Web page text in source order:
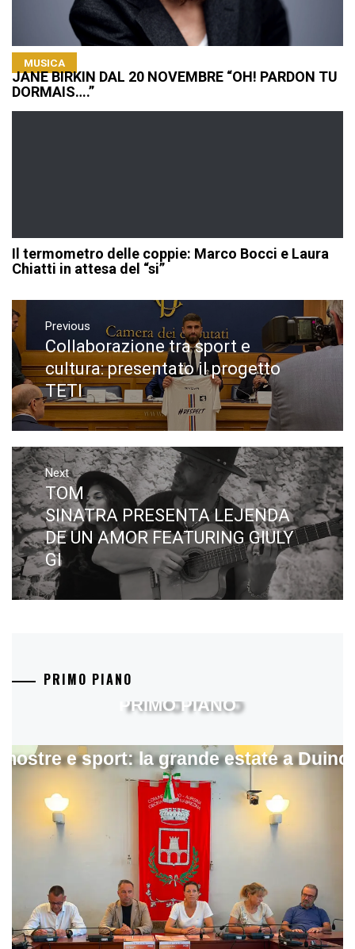
MUSICA
JANE BIRKIN DAL 20 NOVEMBRE “OH! PARDON TU
DORMAIS….”
Il termometro delle coppie: Marco Bocci e Laura
Chiatti in attesa del “si”
Navigazione
articoli
Previous
Previous
post:
Collaborazione tra sport e
cultura: presentato il progetto
TETI
Next
Next
post:
TOM
SINATRA PRESENTA LEJENDA
DE UN AMOR FEATURING GIULY
GI
PRIMO PIANO
e sport: la grande estate a
PRIMO PIANO